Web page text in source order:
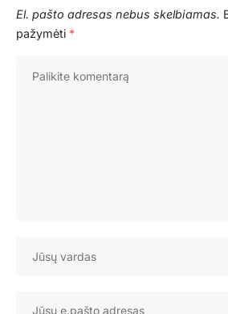
El. pašto adresas nebus skelbiamas.
pažymėti *